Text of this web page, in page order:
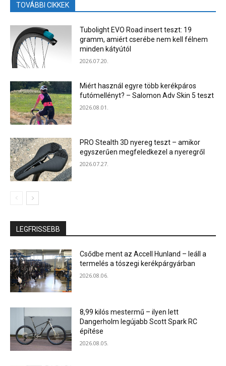
TOVÁBBI CIKKEK
Tubolight EVO Road insert teszt: 19
gramm, amiért cserébe nem kell félnem
minden kátyútól
2026.07.20.
Miért használ egyre több kerékpáros
futómellényt? – Salomon Adv Skin 5 teszt
2026.08.01.
PRO Stealth 3D nyereg teszt – amikor
egyszerűen megfeledkezel a nyeregről
2026.07.27.
LEGFRISSEBB
Csődbe ment az Accell Hunland – leáll a
termelés a tószegi kerékpárgyárban
2026.08.06.
8,99 kilós mestermű – ilyen lett
Dangerholm legújabb Scott Spark RC
építése
2026.08.05.